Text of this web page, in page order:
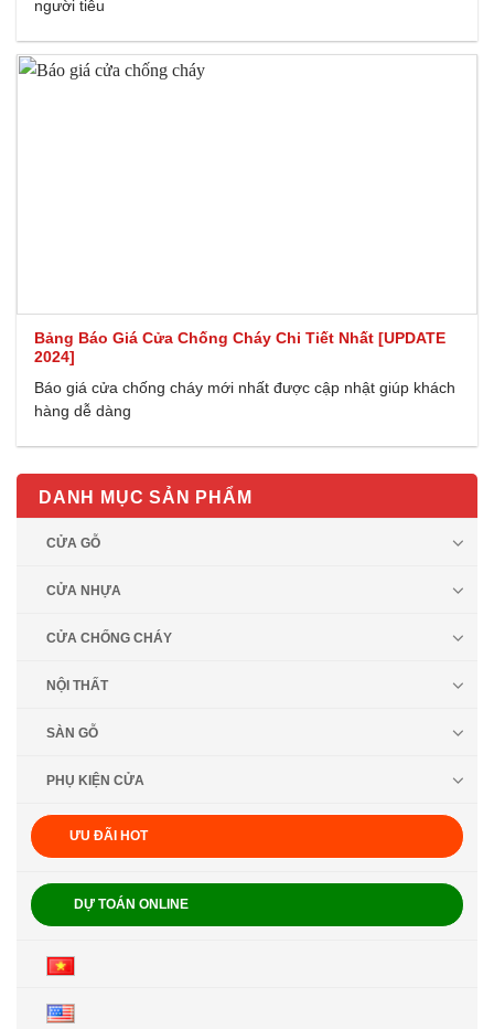
người tiêu
Bảng Báo Giá Cửa Chống Cháy Chi Tiết Nhất [UPDATE
2024]
Báo giá cửa chống cháy mới nhất được cập nhật giúp khách
hàng dễ dàng
DANH MỤC SẢN PHẨM
CỬA GỖ
CỬA NHỰA
CỬA CHỐNG CHÁY
NỘI THẤT
SÀN GỖ
PHỤ KIỆN CỬA
ƯU ĐÃI HOT
DỰ TOÁN ONLINE